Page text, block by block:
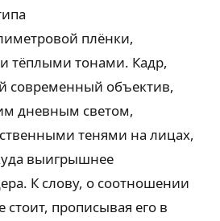
плёнки,
тёплыми тонами. Кадр,
современный объектив,
дневным светом,
тенями на лицах,
выигрышнее
К слову, о соотношении
стоит, прописывая его в